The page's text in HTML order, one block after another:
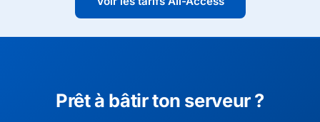
Prêt à bâtir ton serveur ?